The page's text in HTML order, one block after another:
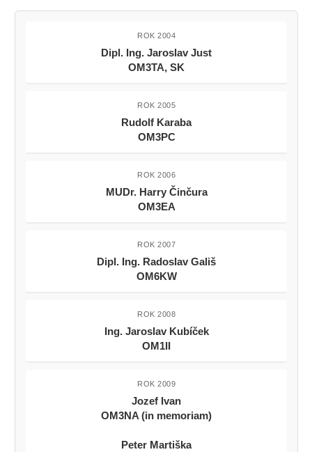
ROK 2004
Dipl. Ing. Jaroslav Just
OM3TA, SK
ROK 2005
Rudolf Karaba
OM3PC
ROK 2006
MUDr. Harry Činčura
OM3EA
ROK 2007
Dipl. Ing. Radoslav Gališ
OM6KW
ROK 2008
Ing. Jaroslav Kubíček
OM1II
ROK 2009
Jozef Ivan
OM3NA (in memoriam)
Peter Martiška